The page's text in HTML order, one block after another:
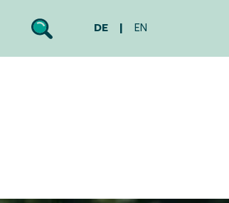
Search
Toggle
DE EN